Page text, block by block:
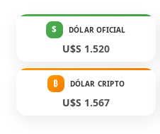
$ DÓLAR OFICIAL
U$S 1.520
₿ DÓLAR CRIPTO
U$S 1.567